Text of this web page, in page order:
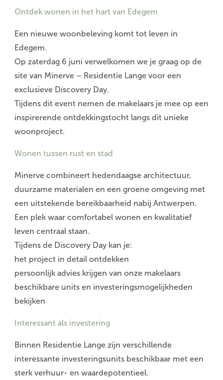
Ontdek wonen in het hart van Edegem
Een nieuwe woonbeleving komt tot leven in
Edegem.
Op zaterdag 6 juni verwelkomen we je graag op de
site van Minerve – Residentie Lange voor een
exclusieve Discovery Day.
Tijdens dit event nemen de makelaars je mee op een
inspirerende ontdekkingstocht langs dit unieke
woonproject.
Wonen tussen rust en stad
Minerve combineert hedendaagse architectuur,
duurzame materialen en een groene omgeving met
een uitstekende bereikbaarheid nabij Antwerpen.
Een plek waar comfortabel wonen en kwalitatief
leven centraal staan.
Tijdens de Discovery Day kan je:
het project in detail ontdekken
persoonlijk advies krijgen van onze makelaars
beschikbare units en investeringsmogelijkheden
bekijken
Interessant als investering
Binnen Residentie Lange zijn verschillende
interessante investeringsunits beschikbaar met een
sterk verhuur- en waardepotentieel.